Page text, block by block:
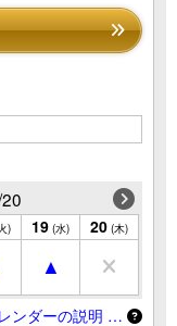
) 19 (水) 20 (木)
ンダーの説明 …